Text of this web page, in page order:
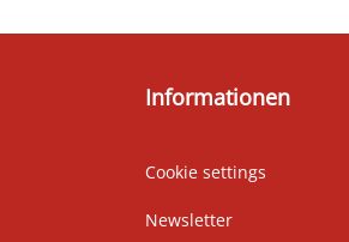
Informationen
Cookie settings
Newsletter